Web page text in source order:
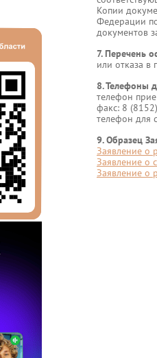
Копии
Федерации
документов
7. Перечень
или отказа в
8. Телефоны
телефон
факс: 8
телефон для
9. Образец
Заявление о
Заявление о
Заявление о